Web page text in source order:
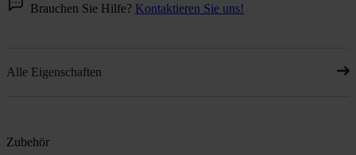
Brauchen Sie Hilfe? Kontaktieren Sie uns!
Alle Eigenschaften
Zubehör